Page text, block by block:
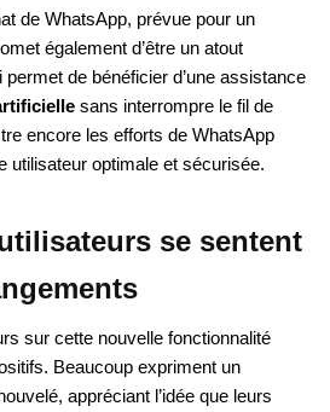
de WhatsApp, prévue pour un
également d’être un atout
de bénéficier d’une assistance
sans interrompre le fil de
encore les efforts de WhatsApp
utilisateur optimale et sécurisée.
se sentent
sur cette nouvelle fonctionnalité
Beaucoup expriment un
appréciant l’idée que leurs